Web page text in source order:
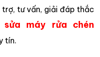
trợ, tư vấn, giải đáp thắc
sửa máy rửa chén
tín.